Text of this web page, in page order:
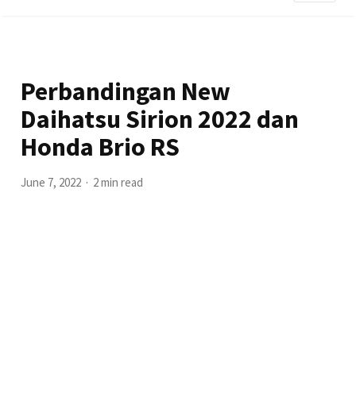
Perbandingan New
Daihatsu Sirion 2022 dan
Honda Brio RS
June 7, 2022 2 min read